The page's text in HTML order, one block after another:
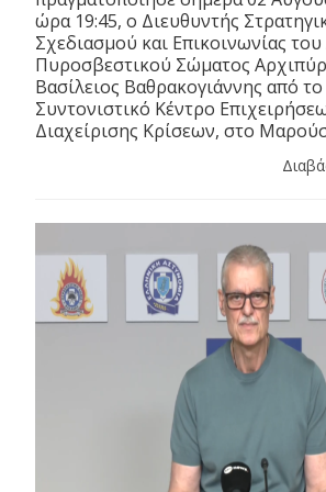
ώρα 19:45, ο Διευθυντής
Σχεδιασμού και Επικοινωνίας
Πυροσβεστικού Σώματος
Βασίλειος Βαθρακογιάννης από το
Συντονιστικό Κέντρο
Διαχείρισης Κρίσεων, στο